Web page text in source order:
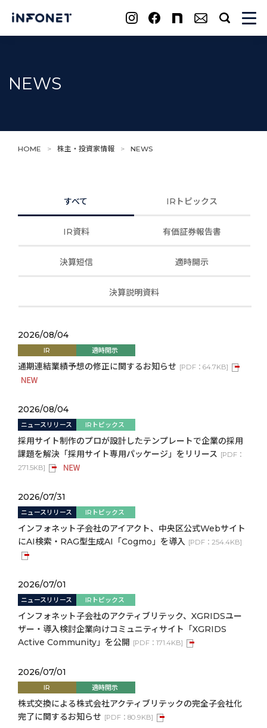
search
NEWS
HOME > 株主・投資家情報 > NEWS
すべて IRトピックス
IR資料 有価証券報告書
決算短信 適時開示
決算説明資料
2026/08/04
IR 適時開示
通期連結業績予想の修正に関するお知らせ [PDF： 64.7KB]
2026/08/04
ニュースリリース IRトピックス
採用サイト制作のプロが設計したテンプレートで企業の採用
課題を解決「採用サイト専用パッケージ」をリリース [PDF：
271.5KB]
2026/07/31
ニュースリリース IRトピックス
インフォネット子会社のアイアクト、中央区公式Webサイト
にAI検索・RAG型生成AI「Cogmo」を導入 [PDF： 254.4KB]
2026/07/01
ニュースリリース IRトピックス
インフォネット子会社のアクティブリテック、XGRIDSユー
ザー・導入検討企業向けコミュニティサイト「XGRIDS
Active Community」を公開 [PDF： 171.4KB]
2026/07/01
IR 適時開示
株式交換による株式会社アクティブリテックの完全子会社化
完了に関するお知らせ [PDF： 80.9KB]